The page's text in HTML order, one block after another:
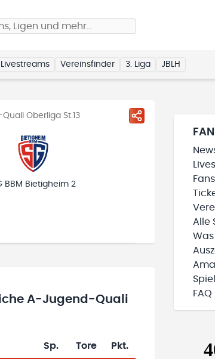
Ligen und mehr…
Livestreams Vereinsfinder 3. Liga JBLH
Oberliga St.13
BBM Bietigheim 2
A-Jugend-Quali
Sp. Tore Pkt.
Alle
FAQ